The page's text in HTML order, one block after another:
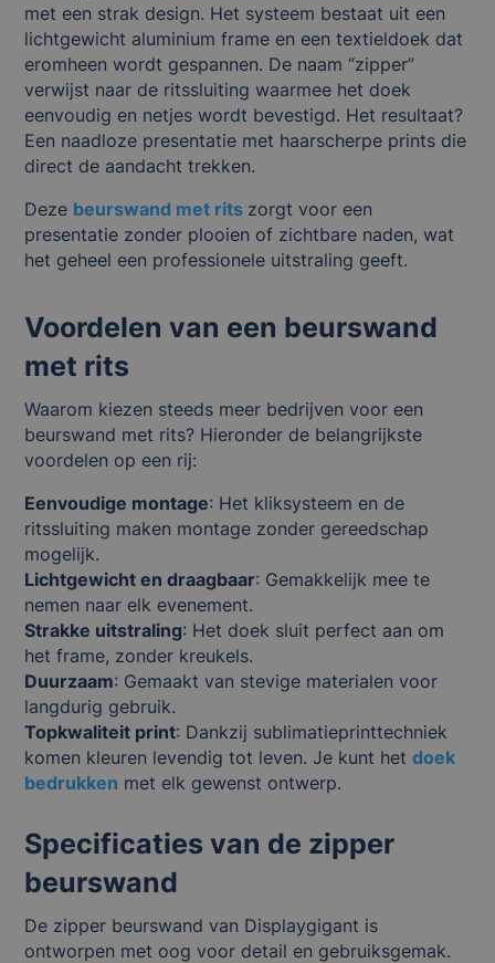
met een strak design. Het systeem bestaat uit een
lichtgewicht aluminium frame en een textieldoek dat
eromheen wordt gespannen. De naam “zipper”
verwijst naar de ritssluiting waarmee het doek
eenvoudig en netjes wordt bevestigd. Het resultaat?
Een naadloze presentatie met haarscherpe prints die
direct de aandacht trekken.
Deze beurswand met rits zorgt voor een
presentatie zonder plooien of zichtbare naden, wat
het geheel een professionele uitstraling geeft.
Voordelen van een beurswand
met rits
Waarom kiezen steeds meer bedrijven voor een
beurswand met rits? Hieronder de belangrijkste
voordelen op een rij:
Eenvoudige montage: Het kliksysteem en de
ritssluiting maken montage zonder gereedschap
mogelijk.
Lichtgewicht en draagbaar: Gemakkelijk mee te
nemen naar elk evenement.
Strakke uitstraling: Het doek sluit perfect aan om
het frame, zonder kreukels.
Duurzaam: Gemaakt van stevige materialen voor
langdurig gebruik.
Topkwaliteit print: Dankzij sublimatieprinttechniek
komen kleuren levendig tot leven. Je kunt hetdoek
bedrukken met elk gewenst ontwerp.
Specificaties van de zipper
beurswand
De zipper beurswand van Displaygigant is
ontworpen met oog voor detail en gebruiksgemak.